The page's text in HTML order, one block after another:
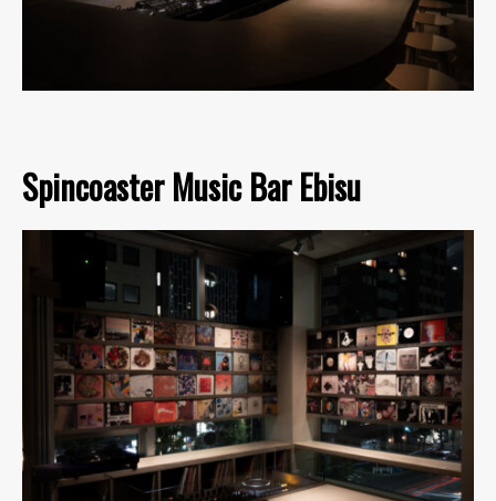
Spincoaster Music Bar Ebisu